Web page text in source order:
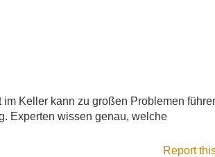
Keller kann zu großen Problemen
Experten wissen genau, welche
Report